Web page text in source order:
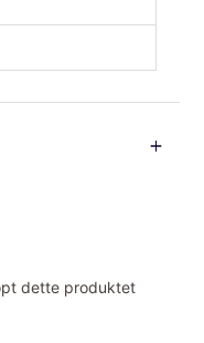
dette produktet